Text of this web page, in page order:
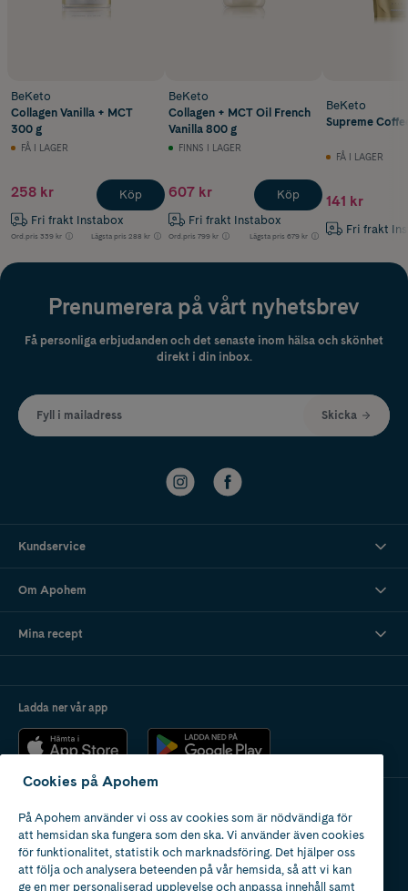
BeKeto
Collagen Vanilla + MCT
300 g
FÅ I LAGER
258 kr
Fri frakt Instabox
Ord.pris 339 kr Lägsta pris 288 kr
Köp
BeKeto
Collagen + MCT Oil French
Vanilla 800 g
FINNS I LAGER
607 kr
Fri frakt Instabox
Ord.pris 799 kr Lägsta pris 679 kr
Köp
BeKeto
Supreme
FÅ I LAGER
141 kr
Fri frakt
Prenumerera på vårt nyhetsbrev
Få personliga erbjudanden och det senaste inom hälsa och skönhet
direkt i din inbox.
Fyll i mailadress Skicka
Kundservice
Om Apohem
Mina recept
Ladda ner vår app
Apotek med tillstånd
av Läkemedelsverket
Cookies på Apohem
På Apohem använder vi oss av cookies som är nödvändiga för
att hemsidan ska fungera som den ska. Vi använder även cookies
för funktionalitet, statistik och marknadsföring. Det hjälper oss
att följa och analysera beteenden på vår hemsida, så att vi kan
ge en mer personaliserad upplevelse och anpassa innehåll samt